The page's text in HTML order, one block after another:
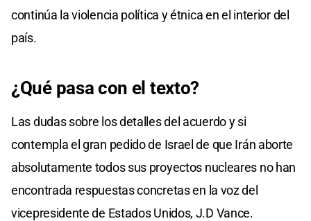
continúa la violencia política y étnica en el interior del
país.
¿Qué pasa con el texto?
Las dudas sobre los detalles del acuerdo y si
contempla el gran pedido de Israel de que Irán aborte
absolutamente todos sus proyectos nucleares no han
encontrada respuestas concretas en la voz del
vicepresidente de Estados Unidos, J.D Vance.